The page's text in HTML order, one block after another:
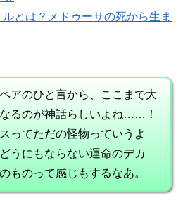
とは？メドゥーサの死から生ま
アのひと言から、ここまで大
るのが神話らしいよね……！
ってただの怪物っていうよ
うにもならない運命のデカ
ものって感じもするなあ。